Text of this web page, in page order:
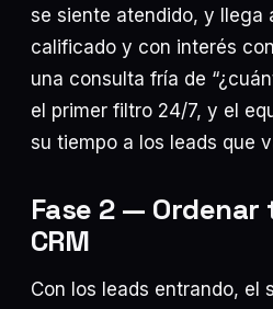
se siente atendido, y llega
calificado y con interés
una consulta fría de
el primer filtro 24/7, y el
su tiempo a los leads que
Fase 2 — Ordenar
CRM
Con los leads entrando, el